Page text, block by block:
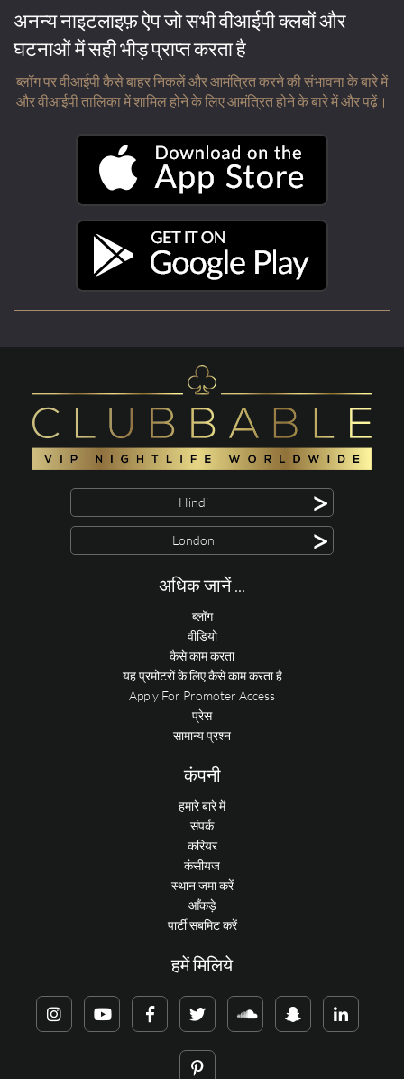
अनन्य नाइटलाइफ़ ऐप जो सभी वीआईपी क्लबों और
घटनाओं में सही भीड़ प्राप्त करता है
ब्लॉग पर वीआईपी कैसे बाहर निकलें और आमंत्रित करने की संभावना के बारे में
और वीआईपी तालिका में शामिल होने के लिए आमंत्रित होने के बारे में और पढ़ें।
Hindi >
London >
अधिक जानें ...
ब्लॉग
वीडियो
कैसे काम करता
यह प्रमोटरों के लिए कैसे काम करता है
Apply For Promoter Access
प्रेस
सामान्य प्रश्न
कंपनी
हमारे बारे में
संपर्क
करियर
कंसीयज
स्थान जमा करें
आँकड़े
पार्टी सबमिट करें
हमें मिलिये